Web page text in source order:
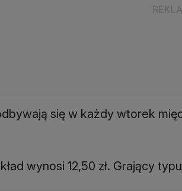
się w każdy wtorek
wynosi 12,50 zł. Grający